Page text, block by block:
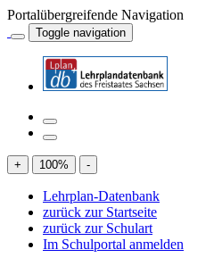
Portalübergreifende Navigation
Toggle navigation
+ 100% -
Lehrplan-Datenbank
zurück zur Startseite
zurück zur Schulart
Im Schulportal anmelden